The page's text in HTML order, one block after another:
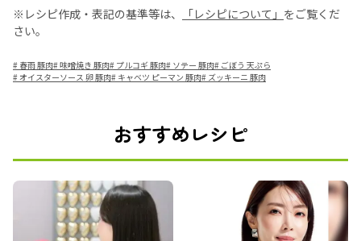
※レシピ作成・表記の基準等は、 「レシピについて」 をご覧くだ
さい。
# 春雨 豚肉#味噌焼き 豚肉# プルコギ 豚肉# ソテー 豚肉# ごぼう 天ぷら
#オイスターソース 卵 豚肉# キャベツ ピーマン 豚肉# ズッキーニ 豚肉
おすすめレシピ